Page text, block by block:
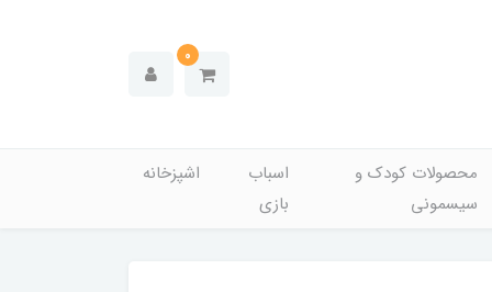
0
محصولات کودک و
سیسمونی
اسباب
بازی
اشپزخانه